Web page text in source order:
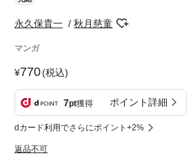
永久保貴一 秋月慈童
マンガ
770(税込)
7pt獲得 ポイント詳細
dカード利用でさらにポイント+2%
返品不可